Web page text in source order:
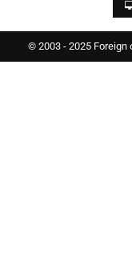
© 2003 - 2025